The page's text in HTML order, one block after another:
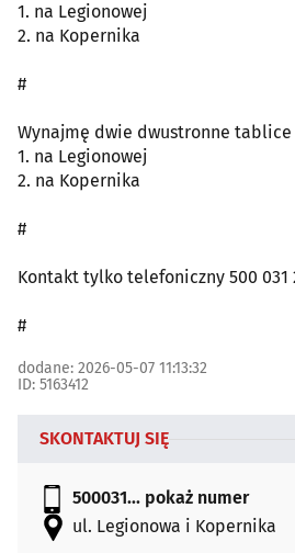
1. na Legionowej
2. na Kopernika
#
Wynajmę dwie dwustronne
1. na Legionowej
2. na Kopernika
#
Kontakt tylko telefoniczny 500 031
#
dodane: 2026-05-07 11:13:32
ID: 5163412
SKONTAKTUJ SIĘ
500031... pokaż numer
ul. Legionowa i Kopernika